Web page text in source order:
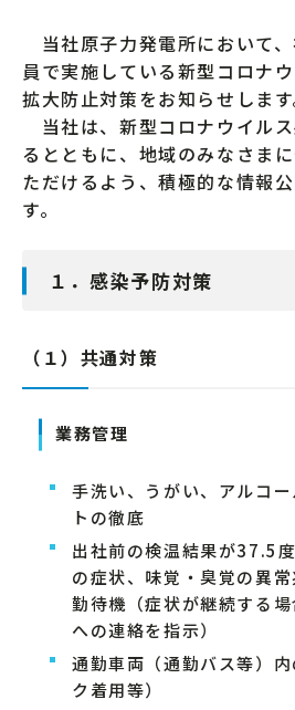
当社原子力発電所において
員で実施している新型コロナ
拡大防止対策をお知らせします
当社は、新型コロナウイル
るとともに、地域のみなさま
ただけるよう、積極的な情報
す。
１．感染予防対策
（１）共通対策
業務管理
手洗い、うがい、アルコ
トの徹底
出社前の検温結果が37.5
の症状、味覚・臭覚の異
勤待機（症状が継続する
への連絡を指示）
通勤車両（通勤バス等）
ク着用等）